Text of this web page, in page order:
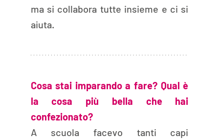
ma si collabora tutte insieme e ci si
aiuta.
Cosa stai imparando a fare? Qual è
la cosa più bella che hai
confezionato?
A scuola facevo tanti capi